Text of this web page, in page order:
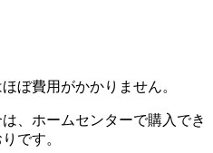
ぼ費用がかかりません。
、ホームセンターで購入でき
です。